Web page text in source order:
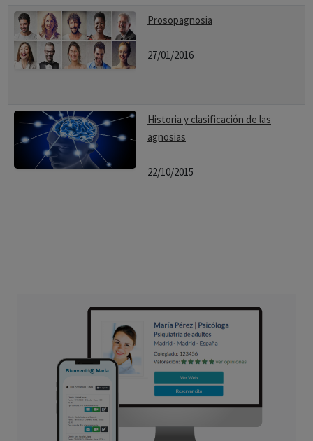
Prosopagnosia
27/01/2016
Historia y clasificación de las
agnosias
22/10/2015